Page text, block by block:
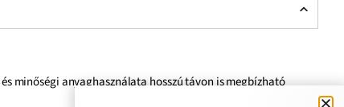
minőségi anyaghasználata hosszú távon is megbízható